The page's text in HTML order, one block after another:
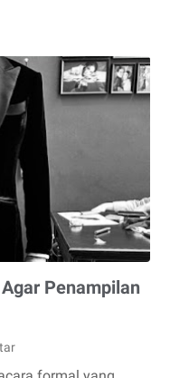
Penampilan